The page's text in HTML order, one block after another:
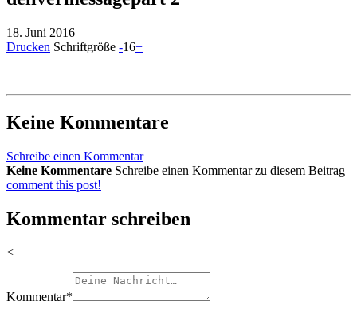
18. Juni 2016
Drucken Schriftgröße -16+
Keine Kommentare
Schreibe einen Kommentar
Keine Kommentare Schreibe einen Kommentar zu diesem Beitrag
comment this post!
Kommentar schreiben
<
Kommentar*